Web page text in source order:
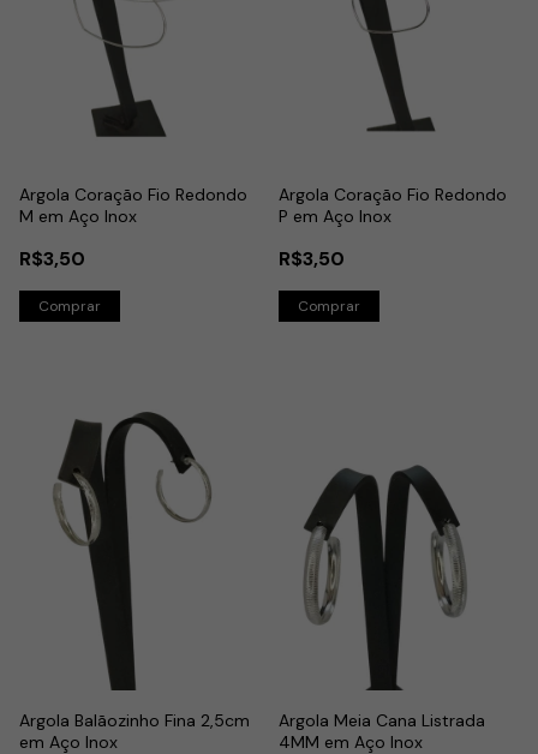
Argola Coração Fio Redondo
M em Aço Inox
R$3,50
Argola Coração Fio Redondo
P em Aço Inox
R$3,50
Argola Balãozinho Fina 2,5cm
em Aço Inox
Argola Meia Cana Listrada
4MM em Aço Inox